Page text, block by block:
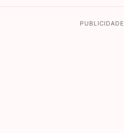
PUBLICIDADE